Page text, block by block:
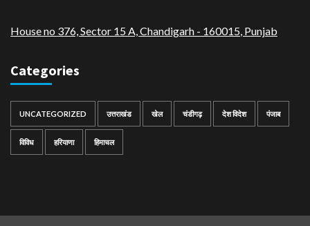
House no 376, Sector 15 A, Chandigarh - 160015 Punjab
Categories
UNCATEGORIZED उत्तराखंड खेल चंडीगढ़ देश विदेश पंजाब
विविध हरियाणा हिमाचल